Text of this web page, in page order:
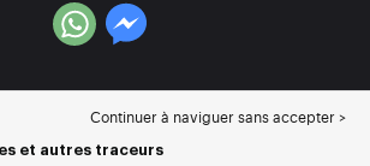
Continuer à naviguer sans accepter >
et autres traceurs